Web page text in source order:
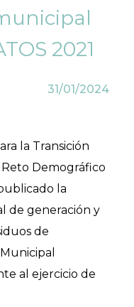
2021
31/01/2024
la Transición
Reto Demográfico
la
de generación y
de
al ejercicio de